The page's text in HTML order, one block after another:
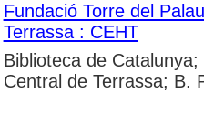
Fundació Torre del Palau
Terrassa : CEHT
Biblioteca de
Central de Terrassa; B.